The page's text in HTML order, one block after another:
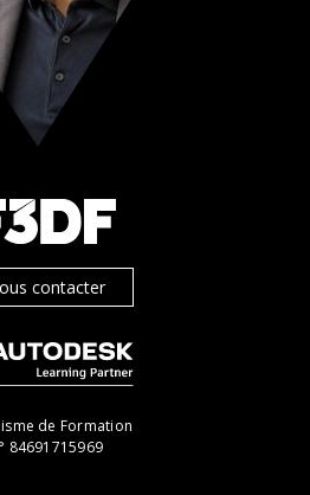
contacter
de Formation
84691715969